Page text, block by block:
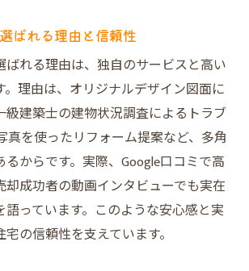
案で魅力を最大化する方法
不動産売却後の新生活イメージ提
ム提案が不動産売却価格を左右す
住宅が選ばれるリフォーム戦略
却で人気のリノベーション提案法
心を引くリフォーム事例を紹介
却で魅力を引き出す秘訣とは
ばれる理由と信頼性
ばれる理由は、独自のサービスと高い
理由は、オリジナルデザイン図面に
級建築士の建物状況調査によるトラブ
真を使ったリフォーム提案など、多角
からです。実際、Google口コミで高
却成功者の動画インタビューでも実在
語っています。このような安心感と実
の信頼性を支えています。